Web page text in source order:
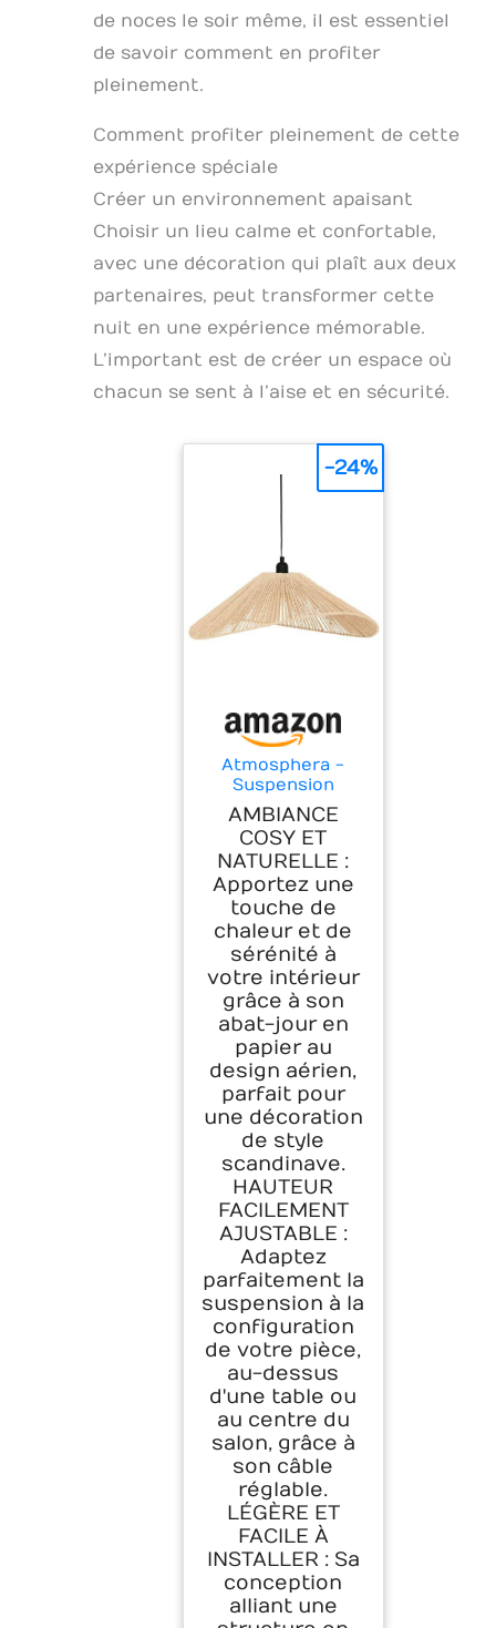
de noces le soir même, il est essentiel
de savoir comment en profiter
pleinement.
Comment profiter pleinement de cette
expérience spéciale
Créer un environnement apaisant
Choisir un lieu calme et confortable,
avec une décoration qui plaît aux deux
partenaires, peut transformer cette
nuit en une expérience mémorable.
L’important est de créer un espace où
chacun se sent à l’aise et en sécurité.
Atmosphera -
Suspension
Luminaire Myha
Scandinave -
Beige - 58 cm de
Diamètre - Effet
Papier Tressé,
Hauteur Réglable
- Pour Salon,
Chambre
AMBIANCE
COSY ET
NATURELLE :
Apportez une
touche de
chaleur et de
sérénité à
votre intérieur
grâce à son
abat-jour en
papier au
design aérien,
parfait pour
une décoration
de style
scandinave.
HAUTEUR
FACILEMENT
AJUSTABLE :
Adaptez
parfaitement la
suspension à la
configuration
de votre pièce,
au-dessus
d'une table ou
au centre du
salon, grâce à
son câble
réglable.
LÉGÈRE ET
FACILE À
INSTALLER : Sa
conception
alliant une
-24%